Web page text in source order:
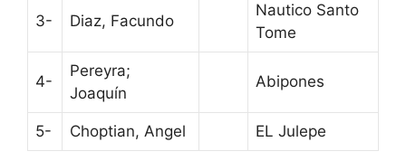
3- Diaz, Facundo
Nautico Santo
Tome
4-
Pereyra;
Joaquín
Abipones
5- Choptian, Angel EL Julepe